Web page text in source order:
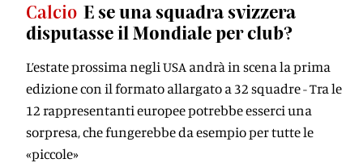
Calcio E se una squadra svizzera
disputasse il Mondiale per club?
L’estate prossima negli USA andrà in scena la prima
edizione con il formato allargato a 32 squadre - Tra le
12 rappresentanti europee potrebbe esserci una
sorpresa, che fungerebbe da esempio per tutte le
«piccole»